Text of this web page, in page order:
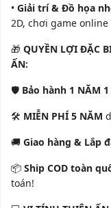
• Giải trí & Đồ họa
2D, chơi game
🎁 QUYỀN LỢI ĐẶC
ẤN:
🛡️ Bảo hành 1 NĂM
🛠️ MIỄN PHÍ 5 NĂM
🚚 Giao hàng & Lắp
📦 Ship COD toàn
toán!